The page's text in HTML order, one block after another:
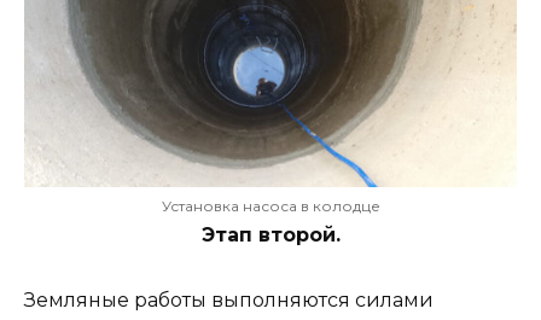
Установка насоса в колодце
Этап второй.
Земляные работы выполняются силами